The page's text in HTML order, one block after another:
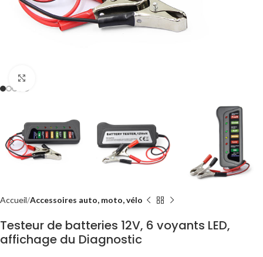
Accueil Accessoires auto, moto, vélo
Testeur de batteries 12V, 6 voyants LED,
affichage du Diagnostic